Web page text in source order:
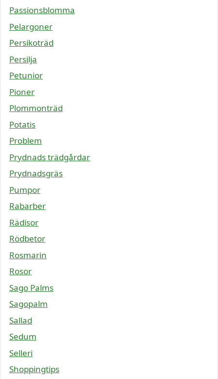
Passionsblomma
Pelargoner
Persikoträd
Persilja
Petunior
Pioner
Plommonträd
Potatis
Problem
Prydnads trädgårdar
Prydnadsgräs
Pumpor
Rabarber
Rädisor
Rödbetor
Rosmarin
Rosor
Sago Palms
Sagopalm
Sallad
Sedum
Selleri
Shoppingtips